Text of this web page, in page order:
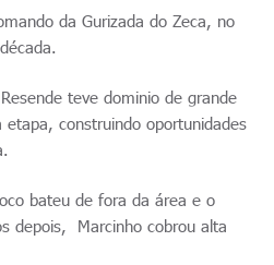
da Gurizada do Zeca, no
teve dominio de grande
construindo oportunidades
bateu de fora da área e o
depois, Marcinho cobrou alta